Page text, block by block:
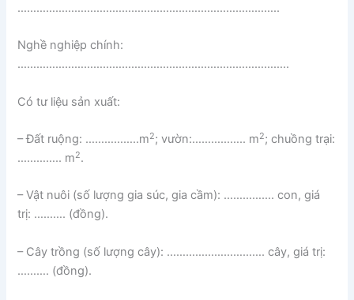
………………………………………………………………………..
Nghề nghiệp chính:
…………………………………………………………………………..
Có tư liệu sản xuất:
– Đất ruộng: ……………..m2; vườn:…………….. m2; chuồng trại:
………….. m2.
– Vật nuôi (số lượng gia súc, gia cầm): ……………. con, giá
trị: ………. (đồng).
– Cây trồng (số lượng cây): …………………………. cây, giá trị:
………. (đồng).